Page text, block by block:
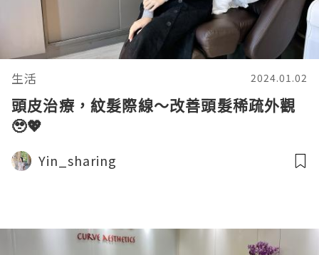
生活 2024.01.02
頭皮治療，紋髮際線～改善頭髮稀疏外觀
🥹💖
Yin_sharing